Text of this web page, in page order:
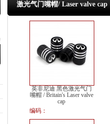
激光气门嘴帽/ Laser valve cap
英非尼迪 黑色激光气门
嘴帽 / Britain's Laser valve
cap
编码：